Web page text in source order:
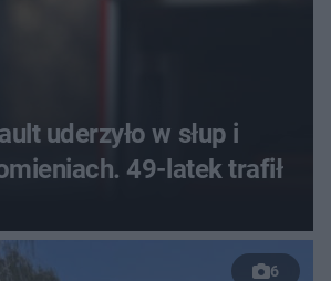
uderzyło w słup i
49-latek trafił
6